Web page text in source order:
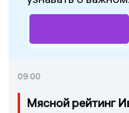
09:00
Мясной рейтинг